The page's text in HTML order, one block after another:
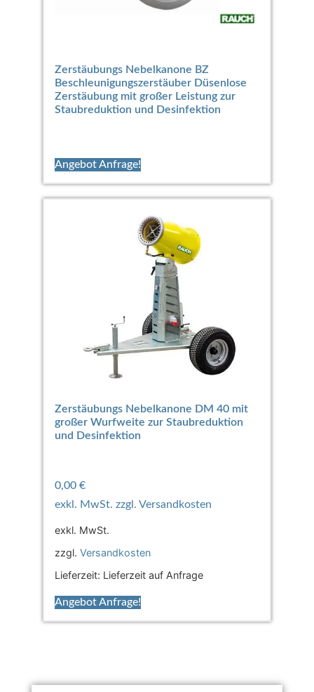
Zerstäubungs Nebelkanone BZ
Beschleunigungszerstäuber Düsenlose
Zerstäubung mit großer Leistung zur
Staubreduktion und Desinfektion
Angebot Anfrage!
Zerstäubungs Nebelkanone DM 40 mit
großer Wurfweite zur Staubreduktion
und Desinfektion
0,00 €
exkl. MwSt.
zzgl. Versandkosten
Lieferzeit: Lieferzeit auf Anfrage
Angebot Anfrage!